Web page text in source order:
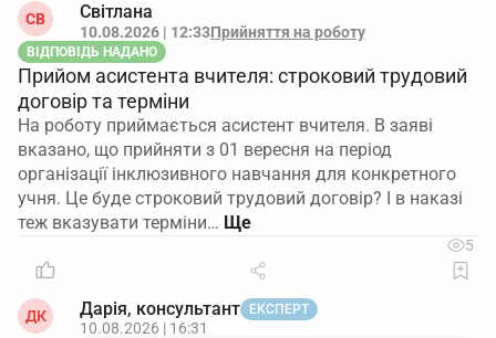
СВ Світлана
10.08.2026 | 12:33Прийняття на роботу
ВІДПОВІДЬ НАДАНО
Прийом асистента вчителя: строковий трудовий
договір та терміни
На роботу приймається асистент вчителя. В заяві
вказано, що прийняти з 01 вересня на період
організації інклюзивного навчання для конкретного
учня. Це буде строковий трудовий договір? І в наказі
теж вказувати терміни…
5
ДК Дарія, консультант ЕКСПЕРТ
10.08.2026 | 16:31